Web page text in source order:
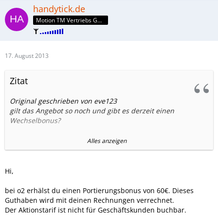
handytick.de
Motion TM Vertriebs GmbH
17. August 2013
Zitat
Original geschrieben von eve123
gilt das Angebot so noch und gibt es derzeit einen
Wechselbonus?
dann muß man die Nummer aber gleich mitporiteren lassen
kann der Vertrag auch von Geschäftskunden gebucht
werden? Irgendwer hat irgendwo gegenteiliges geschrieben
Alles anzeigen
Hi,
bei o2 erhälst du einen Portierungsbonus von 60€. Dieses
Guthaben wird mit deinen Rechnungen verrechnet.
Der Aktionstarif ist nicht für Geschäftskunden buchbar.